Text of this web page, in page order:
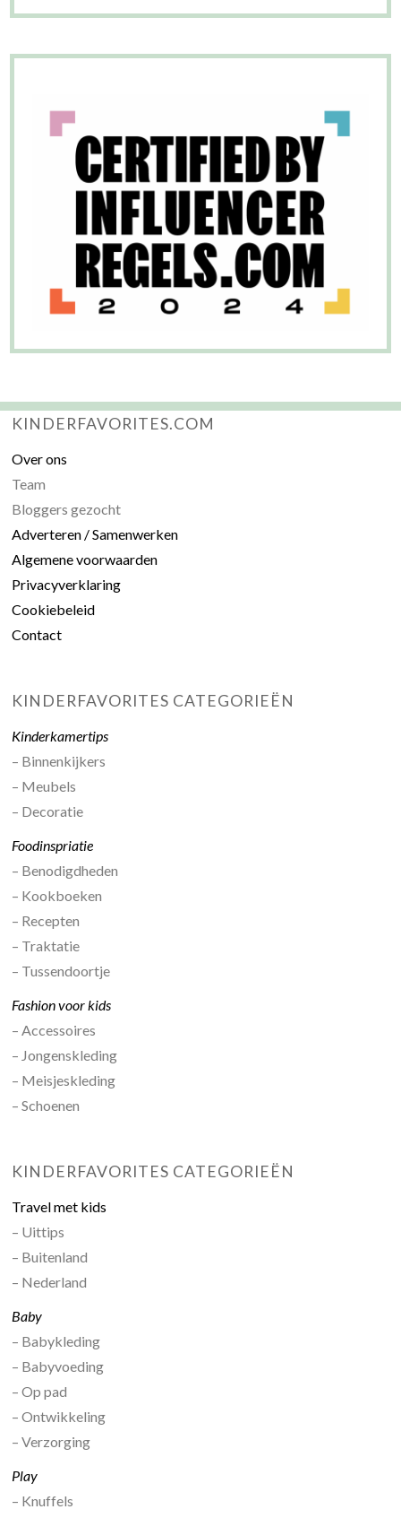
KINDERFAVORITES.COM
Over ons
Team
Bloggers gezocht
Adverteren / Samenwerken
Algemene voorwaarden
Privacyverklaring
Cookiebeleid
Contact
KINDERFAVORITES CATEGORIEËN
Kinderkamertips
– Binnenkijkers
– Meubels
– Decoratie
Foodinspriatie
– Benodigdheden
– Kookboeken
– Recepten
– Traktatie
– Tussendoortje
Fashion voor kids
– Accessoires
– Jongenskleding
– Meisjeskleding
– Schoenen
KINDERFAVORITES CATEGORIEËN
Travel met kids
– Uittips
– Buitenland
– Nederland
Baby
– Babykleding
– Babyvoeding
– Op pad
– Ontwikkeling
– Verzorging
Play
– Knuffels